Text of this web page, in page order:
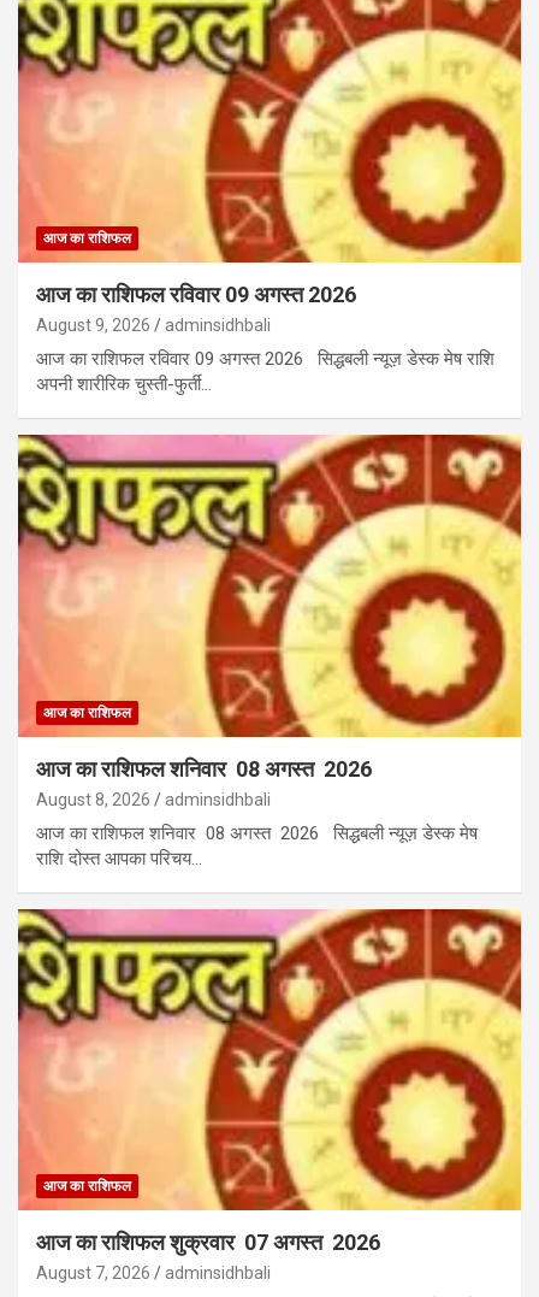
आज का राशिफल
आज का राशिफल रविवार 09 अगस्त 2026
August 9, 2026 adminsidhbali
आज का राशिफल रविवार 09 अगस्त 2026 सिद्धबली न्यूज़ डेस्क मेष राशि
अपनी शारीरिक चुस्ती-फुर्ती…
आज का राशिफल
आज का राशिफल शनिवार 08 अगस्त 2026
August 8, 2026 adminsidhbali
आज का राशिफल शनिवार 08 अगस्त 2026 सिद्धबली न्यूज़ डेस्क मेष
राशि दोस्त आपका परिचय…
आज का राशिफल
आज का राशिफल शुक्रवार 07 अगस्त 2026
August 7, 2026 adminsidhbali